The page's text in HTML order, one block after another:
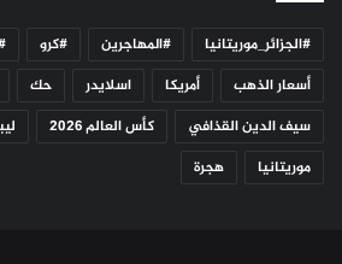
#الجزائر_موريتانيا #المهاجرين #كرو
أسعار الذهب
أمريكا اسلايدر حك
سيف الدين القذافي
كأس العالم 2026
موريتانيا
هجرة